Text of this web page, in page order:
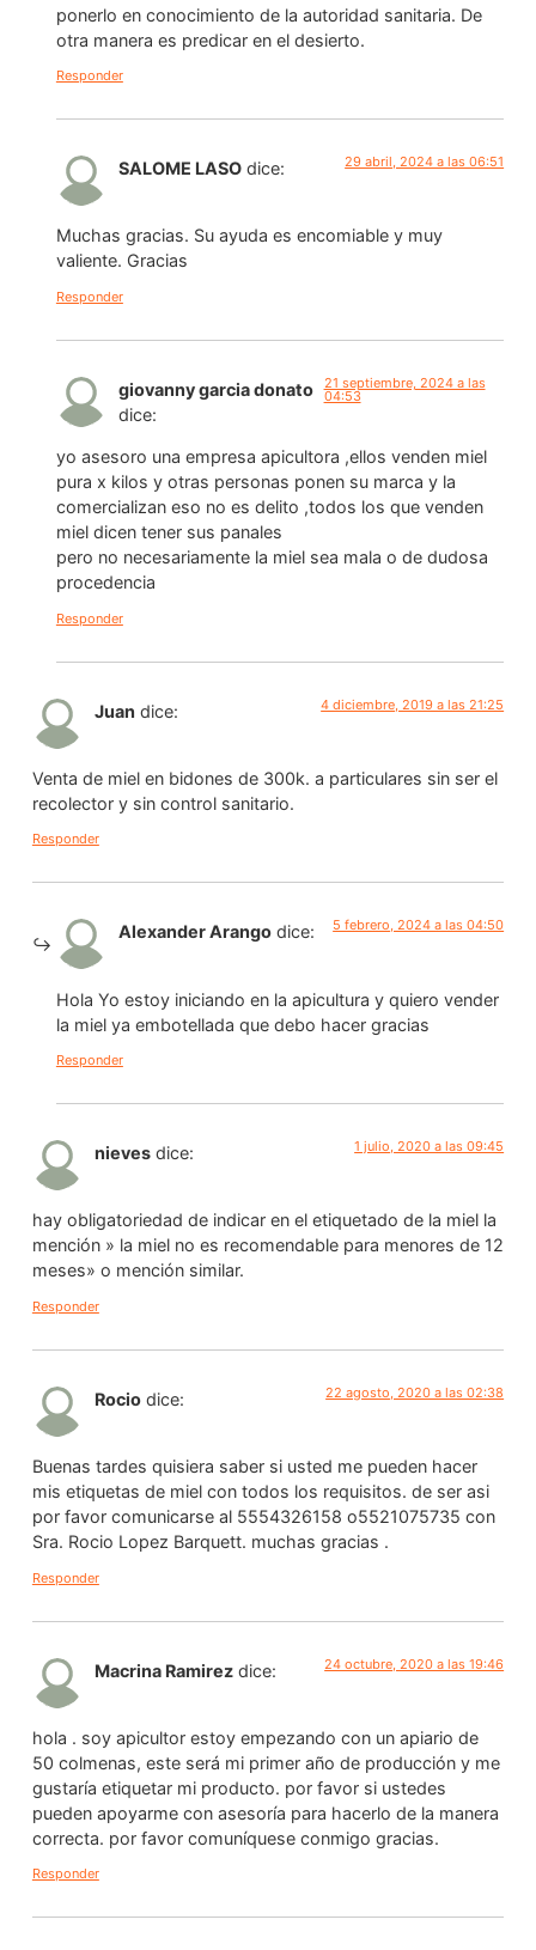
ponerlo en conocimiento de la autoridad sanitaria. De
otra manera es predicar en el desierto.
Responder
SALOME LASO dice: 29 abril, 2024 a las 06:51
Muchas gracias. Su ayuda es encomiable y muy
valiente. Gracias
Responder
giovanny garcia donato
dice:
21 septiembre, 2024 a las
04:53
yo asesoro una empresa apicultora ,ellos venden miel
pura x kilos y otras personas ponen su marca y la
comercializan eso no es delito ,todos los que venden
miel dicen tener sus panales
pero no necesariamente la miel sea mala o de dudosa
procedencia
Responder
Juan dice: 4 diciembre, 2019 a las 21:25
Venta de miel en bidones de 300k. a particulares sin ser el
recolector y sin control sanitario.
Responder
Alexander Arango dice: 5 febrero, 2024 a las 04:50
Hola Yo estoy iniciando en la apicultura y quiero vender
la miel ya embotellada que debo hacer gracias
Responder
nieves dice: 1 julio, 2020 a las 09:45
hay obligatoriedad de indicar en el etiquetado de la miel la
mención » la miel no es recomendable para menores de 12
meses» o mención similar.
Responder
Rocio dice: 22 agosto, 2020 a las 02:38
Buenas tardes quisiera saber si usted me pueden hacer
mis etiquetas de miel con todos los requisitos. de ser asi
por favor comunicarse al 5554326158 o5521075735 con
Sra. Rocio Lopez Barquett. muchas gracias .
Responder
Macrina Ramirez dice: 24 octubre, 2020 a las 19:46
hola . soy apicultor estoy empezando con un apiario de
50 colmenas, este será mi primer año de producción y me
gustaría etiquetar mi producto. por favor si ustedes
pueden apoyarme con asesoría para hacerlo de la manera
correcta. por favor comuníquese conmigo gracias.
Responder